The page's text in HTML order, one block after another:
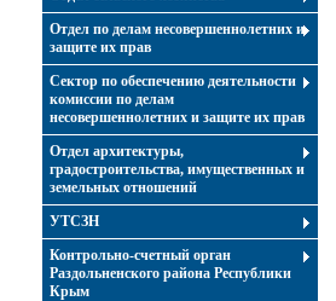
Отдел по делам несовершеннолетних и
защите их прав
Сектор по обеспечению деятельности
комиссии по делам
несовершеннолетних и защите их прав
Отдел архитектуры,
градостроительства, имущественных и
земельных отношений
УТСЗН
Контрольно-счетный орган
Раздольненского района Республики
Крым